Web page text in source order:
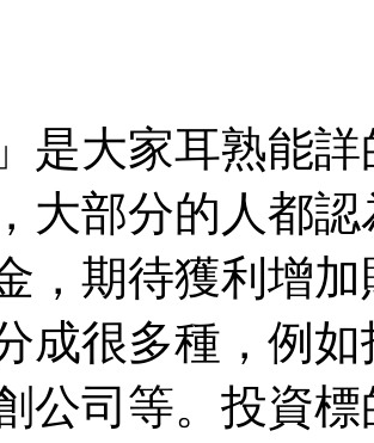
是大家耳熟能
大部分的人都
，期待獲利增
成很多種，例
公司等。投資